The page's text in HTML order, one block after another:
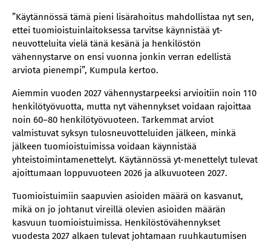
”Käytännössä tämä pieni lisärahoitus mahdollistaa nyt sen,
ettei tuomioistuinlaitoksessa tarvitse käynnistää yt-
neuvotteluita vielä tänä kesänä ja henkilöstön
vähennystarve on ensi vuonna jonkin verran edellistä
arviota pienempi”, Kumpula kertoo.
Aiemmin vuoden 2027 vähennystarpeeksi arvioitiin noin 110
henkilötyövuotta, mutta nyt vähennykset voidaan rajoittaa
noin 60–80 henkilötyövuoteen. Tarkemmat arviot
valmistuvat syksyn tulosneuvotteluiden jälkeen, minkä
jälkeen tuomioistuimissa voidaan käynnistää
yhteistoimintamenettelyt. Käytännössä yt-menettelyt tulevat
ajoittumaan loppuvuoteen 2026 ja alkuvuoteen 2027.
Tuomioistuimiin saapuvien asioiden määrä on kasvanut,
mikä on jo johtanut vireillä olevien asioiden määrän
kasvuun tuomioistuimissa. Henkilöstövähennykset
vuodesta 2027 alkaen tulevat johtamaan ruuhkautumisen